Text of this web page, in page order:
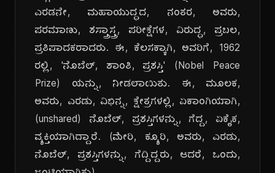
ಎರಡನೇ, ಮಹಾಯುದ್ಧದ, ನಂತರ, ಅವರು,
ಪರಮಾಣು, ಶಸ್ತ್ರಾಸ್ತ್ರ, ಪರೀಕ್ಷೆಗಳ, ವಿರುದ್ಧ, ಪ್ರಬಲ,
ಪ್ರತಿಪಾದಕರಾದರು. ಈ, ಕೆಲಸಕ್ಕಾಗಿ, ಅವರಿಗೆ, 1962
ರಲ್ಲಿ, 'ನೊಬೆಲ್, ಶಾಂತಿ, ಪ್ರಶಸ್ತಿ' (Nobel Peace
Prize) ಯನ್ನು, ನೀಡಲಾಯಿತು. ಈ, ಮೂಲಕ,
ಅವರು, ಎರಡು, ವಿಭಿನ್ನ, ಕ್ಷೇತ್ರಗಳಲ್ಲಿ, ಏಕಾಂಗಿಯಾಗಿ,
(unshared) ನೊಬೆಲ್, ಪ್ರಶಸ್ತಿಗಳನ್ನು, ಗೆದ್ದ, ಏಕೈಕ,
ವ್ಯಕ್ತಿಯಾಗಿದ್ದಾರೆ. (ಮೇರಿ, ಕ್ಯೂರಿ, ಅವರು, ಎರಡು,
ನೊಬೆಲ್, ಪ್ರಶಸ್ತಿಗಳನ್ನು, ಗೆದ್ದಿದ್ದರು, ಆದರೆ, ಒಂದು,